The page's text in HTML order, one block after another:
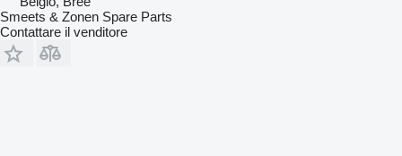
Smeets & Zonen Spare Parts
Contattare il venditore